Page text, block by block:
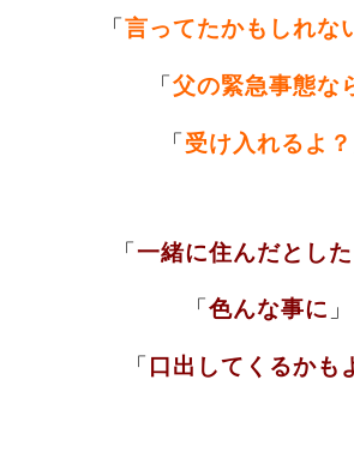
「 言ってたかもしれな
「 父の緊急事態な
「 受け入れるよ？
「一緒に住んだとした
「 色んな事に 」
「 口出して くるかも